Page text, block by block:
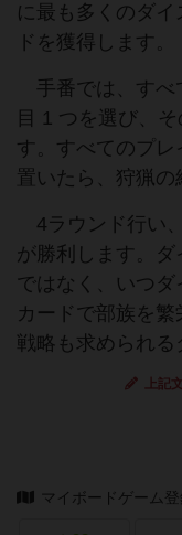
に最も多くのダ
ドを獲得します。
手番では、すべ
目 1 つを選び、
す。すべてのプ
置いたら、狩猟
4ラウンド行い
が勝利します。
ではなく、いつ
カードで部族を繁
戦略も求められ
上記
マイボードゲーム